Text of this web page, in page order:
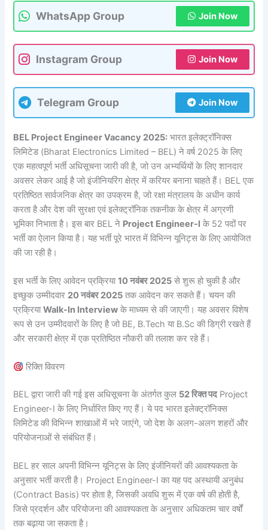
WhatsApp Group Join Now
Instagram Group Join Now
Telegram Group Join Now
BEL Project Engineer Vacancy 2025: भारत इलेक्ट्रॉनिक्स
लिमिटेड (Bharat Electronics Limited – BEL) ने वर्ष 2025 के लिए
एक महत्वपूर्ण भर्ती अधिसूचना जारी की है, जो उन अभ्यर्थियों के लिए शानदार
अवसर लेकर आई है जो इंजीनियरिंग क्षेत्र में करियर बनाना चाहते हैं। BEL एक
प्रतिष्ठित सार्वजनिक क्षेत्र का उपक्रम है, जो रक्षा मंत्रालय के अधीन कार्य
करता है और देश की सुरक्षा एवं इलेक्ट्रॉनिक तकनीक के क्षेत्र में अग्रणी
भूमिका निभाता है। इस बार BEL ने Project Engineer-I के 52 पदों पर
भर्ती का ऐलान किया है। यह भर्ती पूरे भारत में विभिन्न यूनिट्स के लिए आयोजित
की जा रही है।
इस भर्ती के लिए आवेदन प्रक्रिया10 नवंबर 2025 से शुरू हो चुकी है और
इच्छुक उम्मीदवार 20 नवंबर 2025 तक आवेदन कर सकते हैं। चयन की
प्रक्रियाWalk-In Interview के माध्यम से की जाएगी। यह अवसर विशेष
रूप से उन उम्मीदवारों के लिए है जो BE, B.Tech या B.Sc की डिग्री रखते हैं
और सरकारी क्षेत्र में एक प्रतिष्ठित नौकरी की तलाश कर रहे हैं।
रिक्ति विवरण
BEL द्वारा जारी की गई इस अधिसूचना के अंतर्गत कुल 52 रिक्त पदProject
Engineer-I के लिए निर्धारित किए गए हैं। ये पद भारत इलेक्ट्रॉनिक्स
लिमिटेड की विभिन्न शाखाओं में भरे जाएंगे, जो देश के अलग-अलग शहरों और
परियोजनाओं से संबंधित हैं।
BEL हर साल अपनी विभिन्न यूनिट्स के लिए इंजीनियरों की आवश्यकता के
अनुसार भर्ती करती है। Project Engineer-I का यह पद अस्थायी अनुबंध
(Contract Basis) पर होता है, जिसकी अवधि शुरू में एक वर्ष की होती है,
जिसे प्रदर्शन और परियोजना की आवश्यकता के अनुसार अधिकतम चार वर्षों
तक बढ़ाया जा सकता है।